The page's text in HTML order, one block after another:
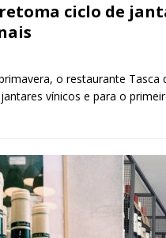
ciclo de
o restaurante
vínicos e para o